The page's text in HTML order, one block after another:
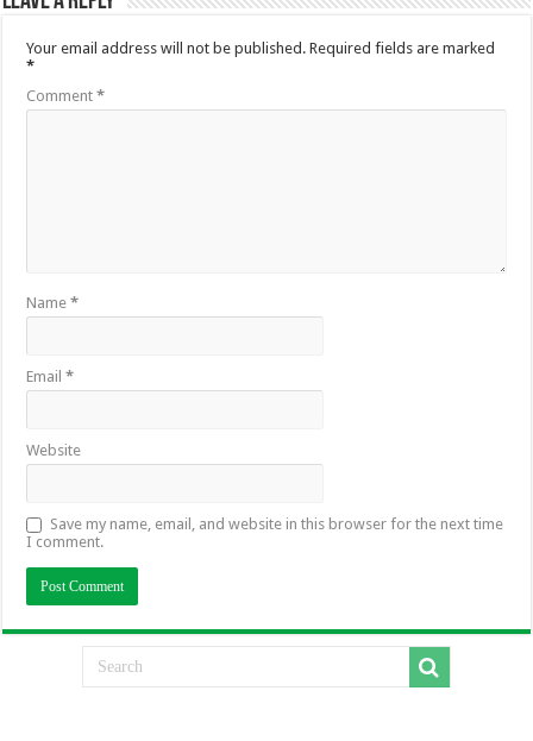
Your email address will not be published. Required fields are marked
*
Comment*
Name*
Email*
Website
Save my name, email, and website in this browser for the next time
I comment.